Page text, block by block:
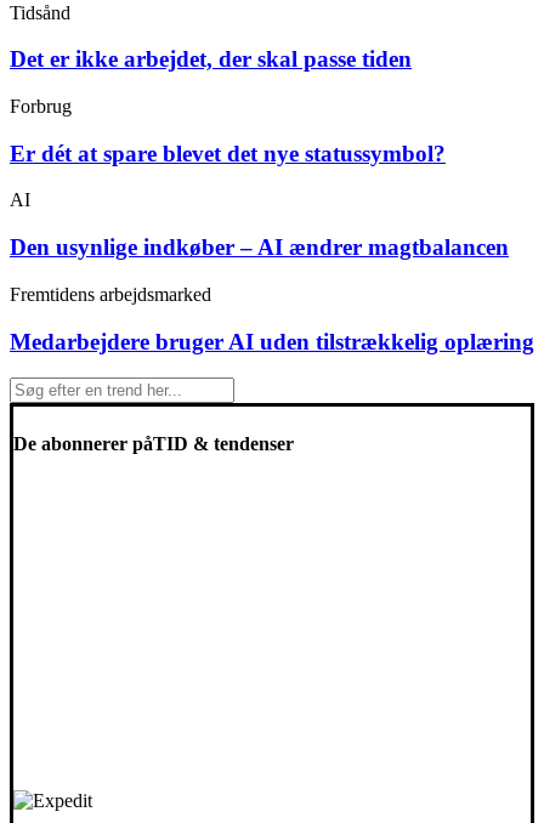
Tidsånd
Det er ikke arbejdet, der skal passe tiden
Forbrug
Er dét at spare blevet det nye statussymbol?
AI
Den usynlige indkøber – AI ændrer magtbalancen
Fremtidens arbejdsmarked
Medarbejdere bruger AI uden tilstrækkelig oplæring
De abonnerer påTID & tendenser